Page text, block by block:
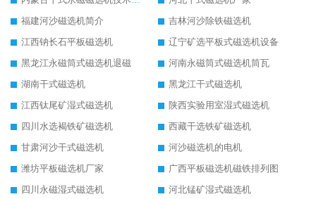
福建河沙磁选机简介
吉林河沙除铁磁选机
江西钠长石平板磁选机
辽宁矿选平板式磁选机设备
黑龙江永磁筒式磁选机退磁
河南永磁筒式磁选机筒瓦
湖南干式磁选机
黑龙江干式磁选机
江西钛尾矿湿式磁选机
陕西实验用室湿式磁选机
四川水选褐铁矿磁选机
西藏干选铁矿磁选机
甘肃河沙干式磁选机
河沙磁选机的电机
潍坊平板磁选机厂家
广西平板磁选机磁铁排列图
四川永磁湿式磁选机
河北锰矿湿式磁选机